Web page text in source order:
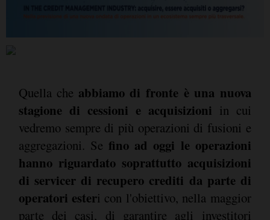
Quella che abbiamo di fronte è una nuova
stagione di cessioni e acquisizioni in cui
vedremo sempre di più operazioni di fusioni e
aggregazioni. Se fino ad oggi le operazioni
hanno riguardato soprattutto acquisizioni
di servicer di recupero crediti da parte di
operatori esteri con l'obiettivo, nella maggior
parte dei casi, di garantire agli investitori